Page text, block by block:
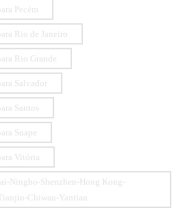
Pecém
Rio de Janeiro
Rio Grande
Salvador
Santos
Suape
Vitória
Ningbo-Shenzhen-Hong Kong-
Chiwan-Yantian